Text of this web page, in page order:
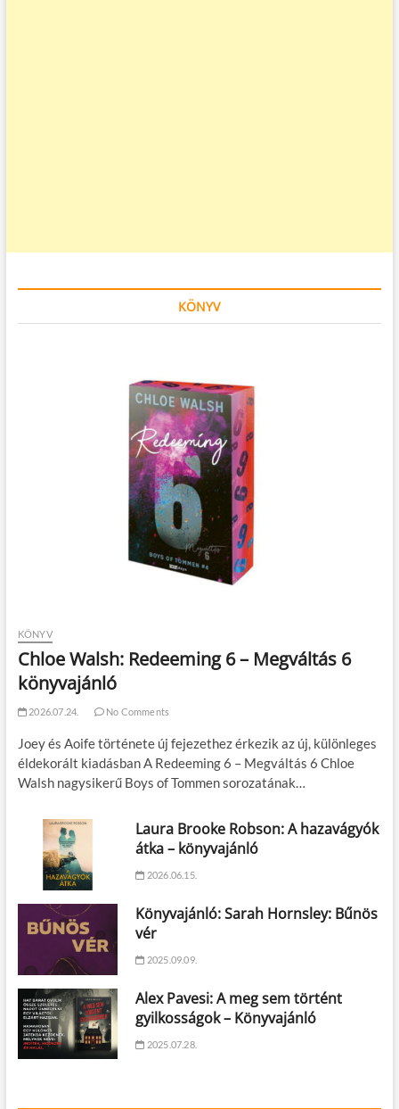
KÖNYV
KÖNYV
Chloe Walsh: Redeeming 6 – Megváltás 6
könyvajánló
2026.07.24. No Comments
Joey és Aoife története új fejezethez érkezik az új, különleges
éldekorált kiadásban A Redeeming 6 – Megváltás 6 Chloe
Walsh nagysikerű Boys of Tommen sorozatának…
Laura Brooke Robson: A hazavágyók
átka – könyvajánló
2026.06.15.
Könyvajánló: Sarah Hornsley: Bűnös
vér
2025.09.09.
Alex Pavesi: A meg sem történt
gyilkosságok – Könyvajánló
2025.07.28.